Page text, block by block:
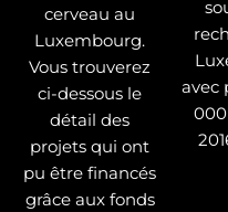
cerveau au
Luxembourg.
Vous trouverez
ci-dessous le
détail des
projets qui ont
pu être financés
grâce aux fonds
avec